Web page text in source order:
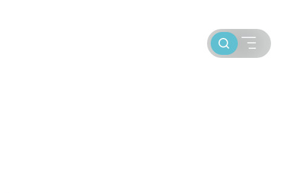
Toursuche